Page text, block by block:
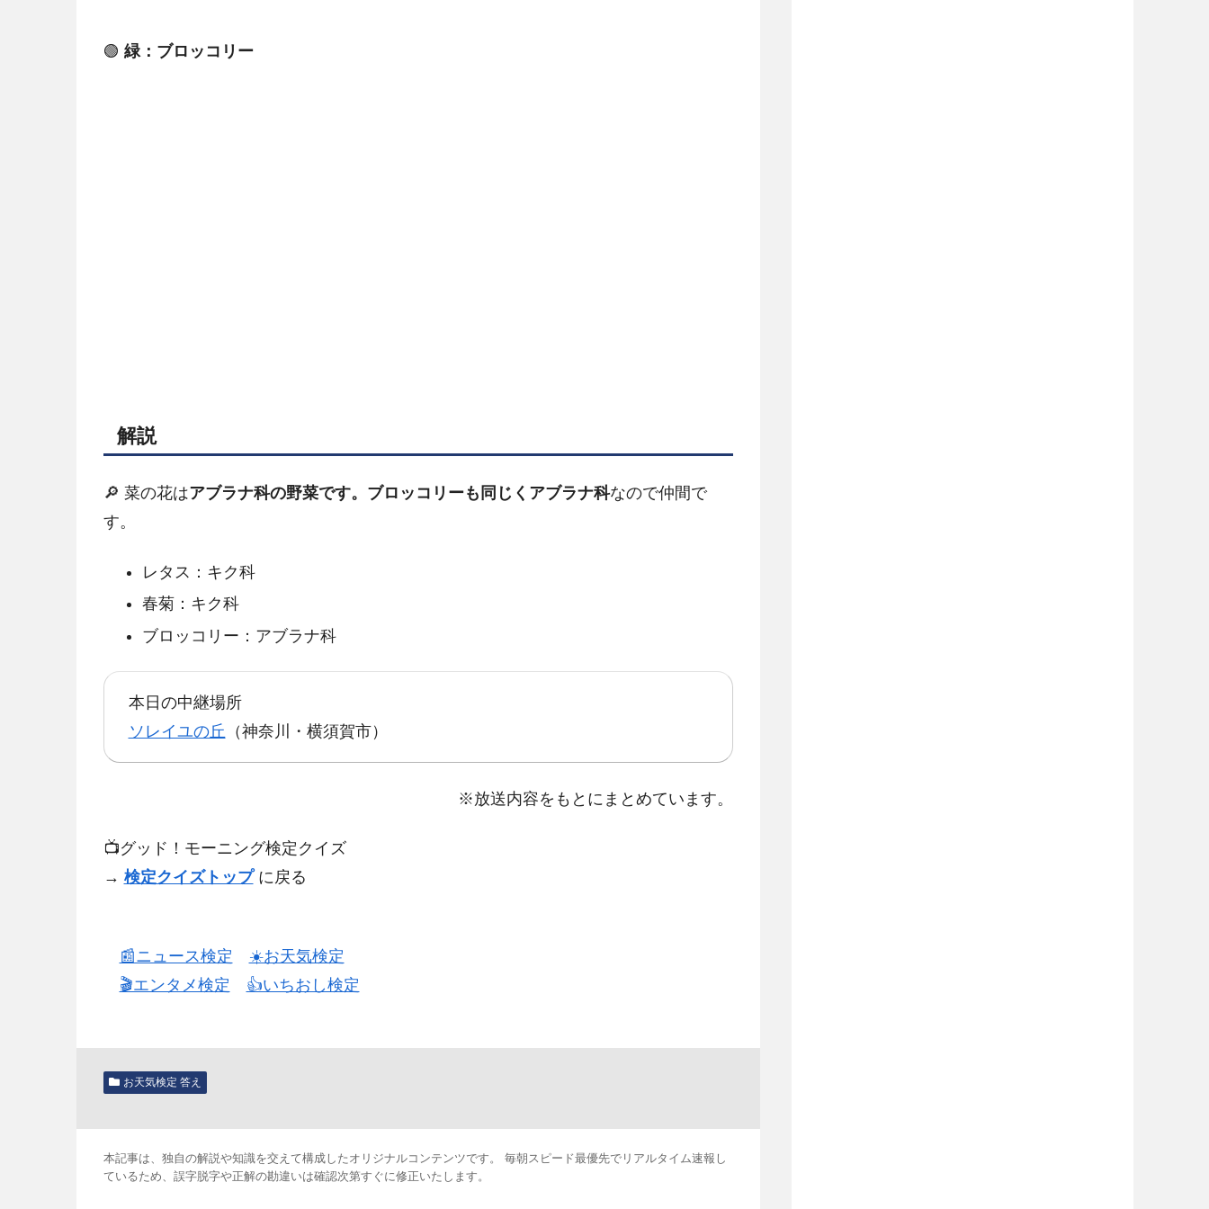
🟢 緑：ブロッコリー
解説
🔎 菜の花はアブラナ科の野菜です。ブロッコリーも同じくアブラナ科なので仲間で
す。
レタス：キク科
春菊：キク科
ブロッコリー：アブラナ科
本日の中継場所
ソレイユの丘 （神奈川・横須賀市）
※放送内容をもとにまとめています。
📺️グッド！モーニング検定クイズ
→ 検定クイズトップに戻る
📰ニュース検定
☀️お天気検定
🎬エンタメ検定
👍️いちおし検定
お天気検定 答え
本記事は、独自の解説や知識を交えて構成したオリジナルコンテンツです。 毎朝スピード最優先でリアルタイム速報し
ているため、誤字脱字や正解の勘違いは確認次第すぐに修正いたします。